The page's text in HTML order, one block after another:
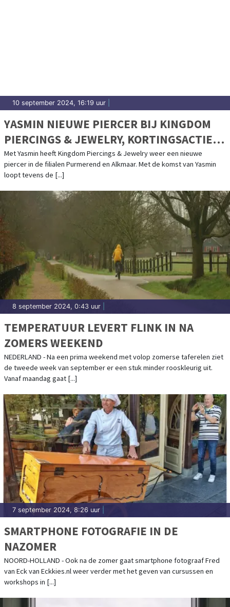
10 september 2024, 16:19 uur
YASMIN NIEUWE PIERCER BIJ KINGDOM
PIERCINGS & JEWELRY, KORTINGSACTIE
LOOPT DOOR TOT EIND SEPTEMBER
Met Yasmin heeft Kingdom Piercings & Jewelry weer een nieuwe
piercer in de filialen Purmerend en Alkmaar. Met de komst van Yasmin
loopt tevens de [...]
8 september 2024, 0:43 uur
TEMPERATUUR LEVERT FLINK IN NA
ZOMERS WEEKEND
NEDERLAND - Na een prima weekend met volop zomerse taferelen ziet
de tweede week van september er een stuk minder rooskleurig uit.
Vanaf maandag gaat [...]
7 september 2024, 8:26 uur
SMARTPHONE FOTOGRAFIE IN DE
NAZOMER
NOORD-HOLLAND - Ook na de zomer gaat smartphone fotograaf Fred
van Eck van Eckkies.nl weer verder met het geven van cursussen en
workshops in [...]